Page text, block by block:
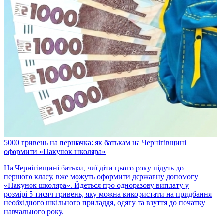
5000 гривень на першачка: як батькам на Чернігівщині
оформити «Пакунок школяра»
На Чернігівщині батьки, чиї діти цього року підуть до
першого класу, вже можуть оформити державну допомогу
«Пакунок школяра». Йдеться про одноразову виплату у
розмірі 5 тисяч гривень, яку можна використати на придбання
необхідного шкільного приладдя, одягу та взуття до початку
навчального року.